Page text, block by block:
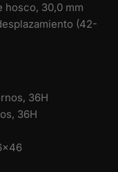
hosco, 30,0 mm
(42-
36H
36H